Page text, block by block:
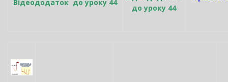
Відеододаток до уроку 44
до уроку 44